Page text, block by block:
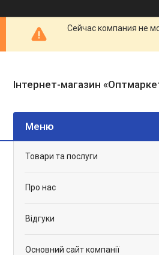
Сейчас компания не
Інтернет-магазин
Товари та послуги
Про нас
Відгуки
Основний сайт компанії